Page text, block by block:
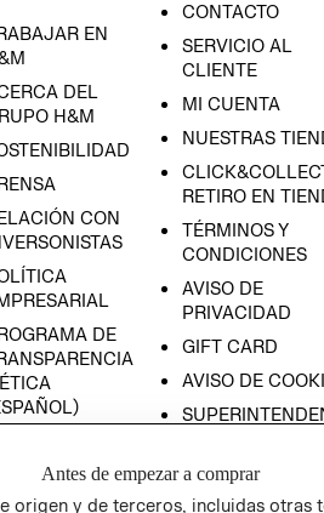
EN
DEL
H&M
CON
DE
CONTACTO
SERVICIO AL
CLIENTE
MI CUENTA
NUESTRAS
RETIRO EN
TÉRMINOS Y
CONDICIONES
AVISO DE
PRIVACIDAD
GIFT CARD
AVISO DE
PETICIONES
Antes de empezar a comprar
origen y de terceros, incluidas otras